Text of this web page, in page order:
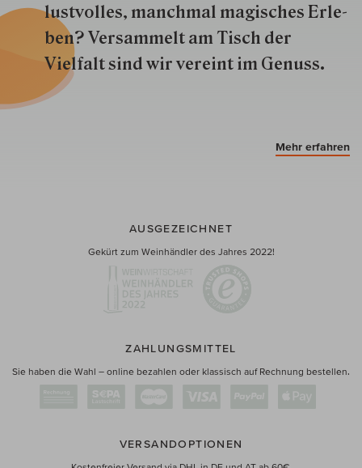
lustvolles, manchmal ma­gisch­es Er­le­
ben? Versammelt am Tisch der
Vielfalt sind wir ver­eint im Genuss.
Mehr erfahren
AUSGEZEICHNET
Gekürt zum Weinhändler des Jahres 2022!
ZAHLUNGSMITTEL
Sie haben die Wahl – online bezahlen oder klassisch auf Rechnung bestellen.
VERSANDOPTIONEN